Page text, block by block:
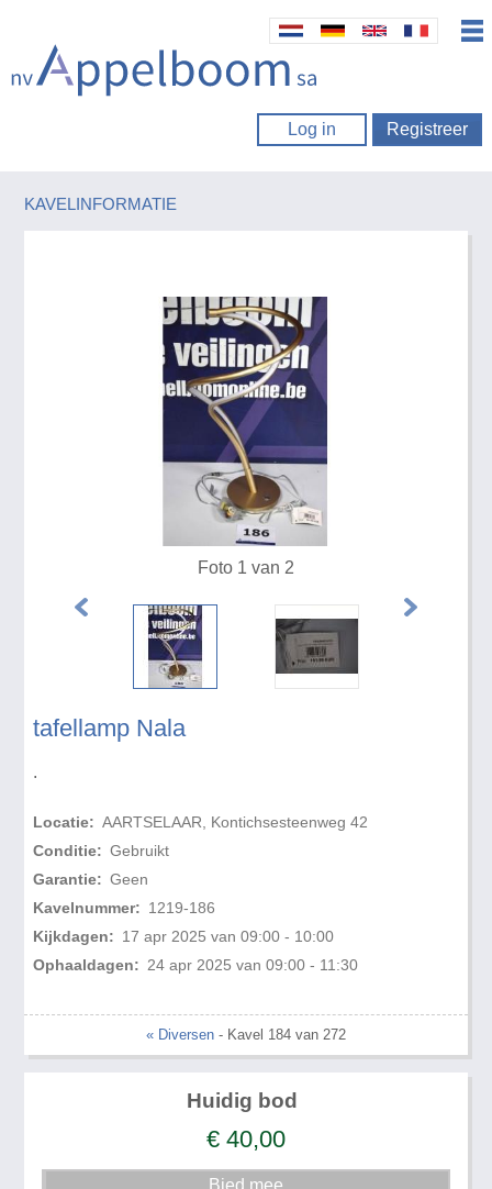
Log in Registreer
KAVELINFORMATIE
tafellamp Nala
.
Locatie: AARTSELAAR, Kontichsesteenweg 42
Conditie: Gebruikt
Garantie: Geen
Kavelnummer: 1219-186
Kijkdagen: 17 apr 2025 van 09:00 - 10:00
Ophaaldagen: 24 apr 2025 van 09:00 - 11:30
Foto 1 van 2
« Diversen - Kavel 184 van 272
Huidig bod
€ 40,00